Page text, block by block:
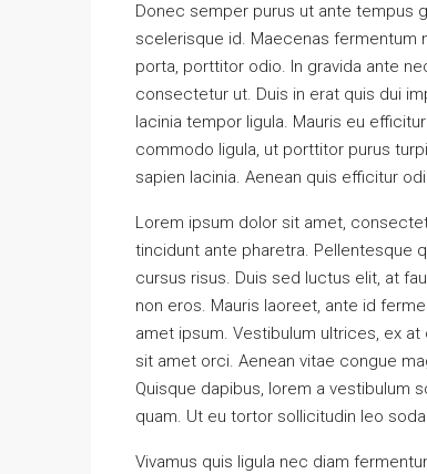
Donec semper purus ut ante tempus
scelerisque id. Maecenas fermentum
porta, porttitor odio. In gravida ante
consectetur ut. Duis in erat quis dui
lacinia tempor ligula. Mauris eu
commodo ligula, ut porttitor purus
sapien lacinia. Aenean quis efficitur
Lorem ipsum dolor sit amet,
tincidunt ante pharetra. Pellentesque
cursus risus. Duis sed luctus elit, at
non eros. Mauris laoreet, ante id
amet ipsum. Vestibulum ultrices, ex
sit amet orci. Aenean vitae congue
Quisque dapibus, lorem a vestibulum
quam. Ut eu tortor sollicitudin leo
Vivamus quis ligula nec diam